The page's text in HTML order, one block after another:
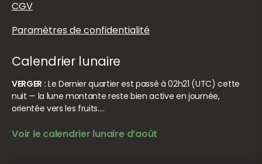
CGV
Paramètres de confidentialité
Calendrier lunaire
VERGER : Le Dernier quartier est passé à 02h21 (UTC) cette
nuit — la lune montante reste bien active en journée,
orientée vers les fruits.…
Voir le calendrier lunaire d’août